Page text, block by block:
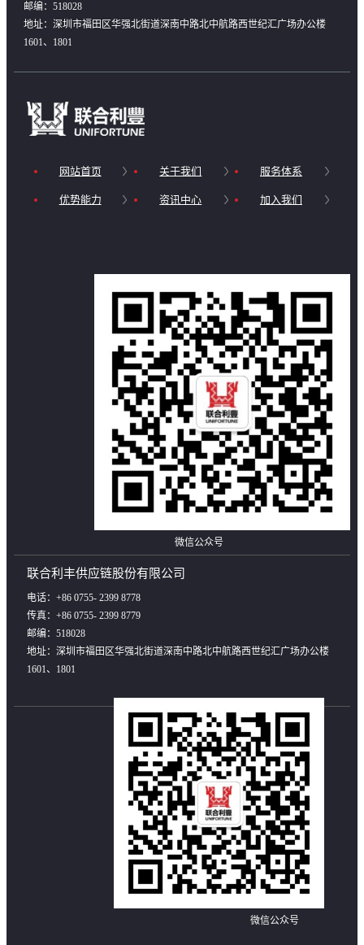
邮编：518028
地址：深圳市福田区华强北街道深南中路北中航路西世纪汇广场办公楼
1601、1801
网站首页 关于我们 服务体系
优势能力 资讯中心 加入我们
微信公众号
联合利丰供应链股份有限公司
电话：+86 0755- 2399 8778
传真：+86 0755- 2399 8779
邮编：518028
地址：深圳市福田区华强北街道深南中路北中航路西世纪汇广场办公楼
1601、1801
微信公众号